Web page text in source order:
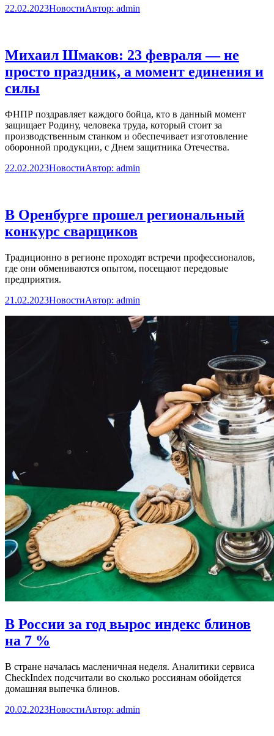
22.02.2023НовостиАвтор: admin
Михаил Шмаков: 23 февраля — не
просто праздник, а момент единения и
силы
ФНПР поздравляет каждого бойца, кто в данный момент
защищает Родину, человека труда, который стоит за
производственным станком и обеспечивает изготовление
оборонной продукции, с Днем защитника Отечества.
22.02.2023НовостиАвтор: admin
В Оренбурге прошел региональный
конкурс сварщиков
Традиционно в регионе проходят встречи профессионалов,
где они обмениваются опытом, посещают передовые
предприятия.
21.02.2023НовостиАвтор: admin
В России за год вырос индекс блинов
на 7 %
В стране началась масленичная неделя. Аналитики сервиса
CheckIndex подсчитали во сколько россиянам обойдется
домашняя выпечка блинов.
20.02.2023НовостиАвтор: admin